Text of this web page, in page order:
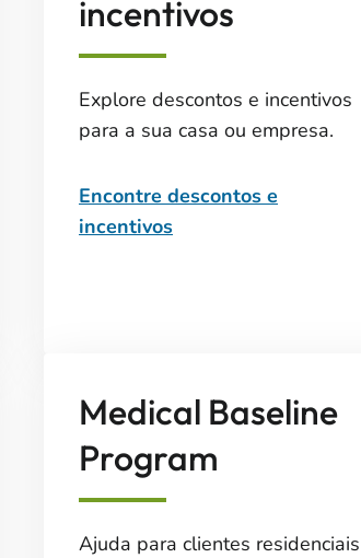
incentivos
Explore descontos e incentivos
para a sua casa ou empresa.
Encontre descontos e
incentivos
Medical Baseline
Program
Ajuda para clientes residenciais